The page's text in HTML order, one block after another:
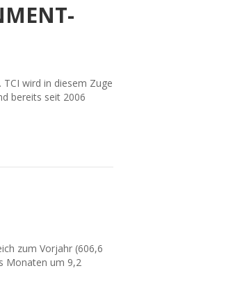
wird in diesem Zuge
bereits seit 2006
zum Vorjahr (606,6
Monaten um 9,2